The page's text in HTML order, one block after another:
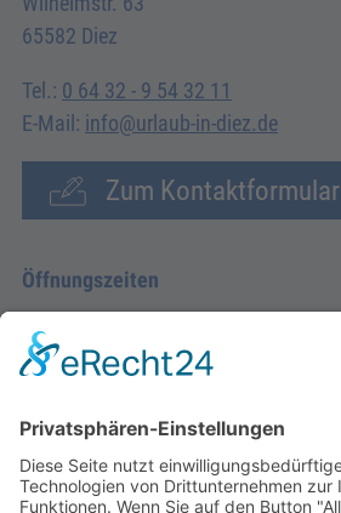
65582 Diez
Tel.: 0 64 32 - 9 54 32 11
E-Mail: info@urlaub-in-diez.de
Zum Kontaktformular
Öffnungszeiten
Montag - Donnerstag
09.00 Uhr – 12.00 Uhr
Freitag
09.00 – 12.00 Uhr